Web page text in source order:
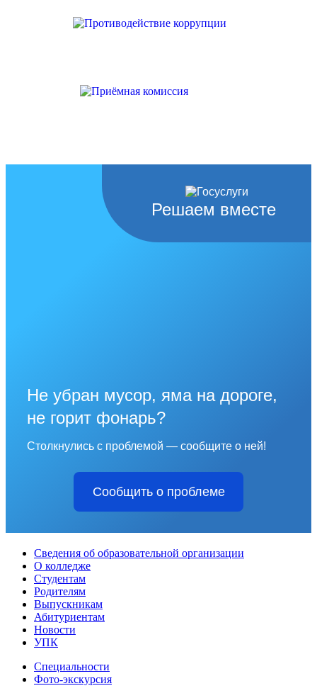
Решаем вместе
Не убран мусор, яма на дороге,
не горит фонарь?
Столкнулись с проблемой — сообщите о ней!
Сообщить о проблеме
Сведения об образовательной организации
О колледже
Студентам
Родителям
Выпускникам
Абитуриентам
Новости
УПК
Специальности
Фото-экскурсия